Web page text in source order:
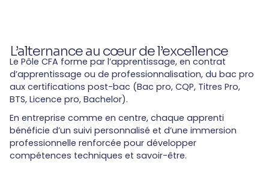
L’alternance au cœur de l’excellence
Le Pôle CFA forme par l’apprentissage, en contrat
d’apprentissage ou de professionnalisation, du bac pro
aux certifications post-bac (Bac pro, CQP, Titres Pro,
BTS, Licence pro, Bachelor).
En entreprise comme en centre, chaque apprenti
bénéficie d’un suivi personnalisé et d’une immersion
professionnelle renforcée pour développer
compétences techniques et savoir-être.